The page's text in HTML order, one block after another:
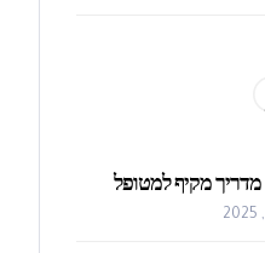
מדריך מקיף למטופל